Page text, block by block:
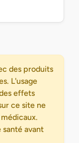
des produits
L'usage
effets
ce site ne
avant